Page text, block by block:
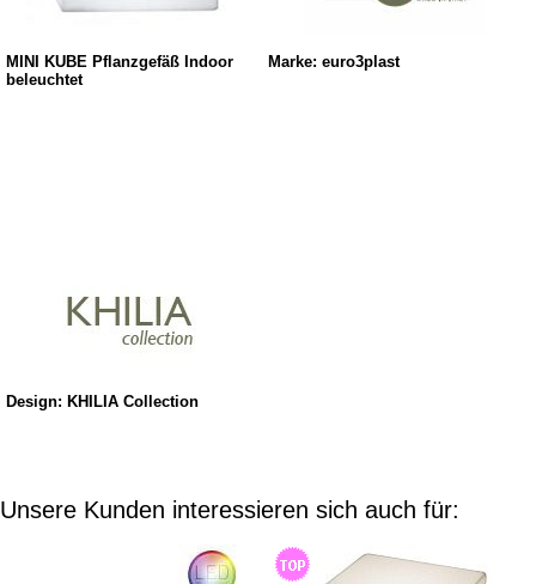
MINI KUBE Pflanzgefäß Indoor
beleuchtet
Marke: euro3plast
Design: KHILIA Collection
Unsere Kunden interessieren sich auch für: